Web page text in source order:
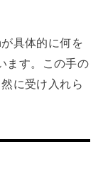
具体的に何を
ます。この手の
に受け入れら